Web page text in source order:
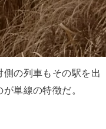
の列車もその駅を出
単線の特徴だ。